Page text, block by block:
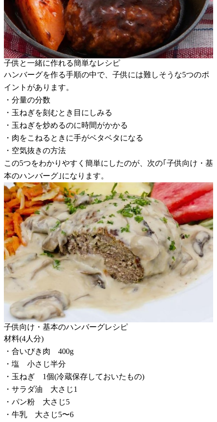
子供と一緒に作れる簡単なレシピ
ハンバーグを作る手順の中で、子供には難しそうな5つのポ
イントがあります。
・分量の分数
・玉ねぎを刻むとき目にしみる
・玉ねぎを炒めるのに時間がかかる
・肉をこねるときに手がベタベタになる
・空気抜きの方法
この5つをわかりやすく簡単にしたのが、次の｢子供向け・基
本のハンバーグ｣になります。
子供向け・基本のハンバーグレシピ
材料(4人分)
・合いびき肉 400g
・塩 小さじ半分
・玉ねぎ 1個(冷蔵保存しておいたもの)
・サラダ油 大さじ1
・パン粉 大さじ5
・牛乳 大さじ5〜6